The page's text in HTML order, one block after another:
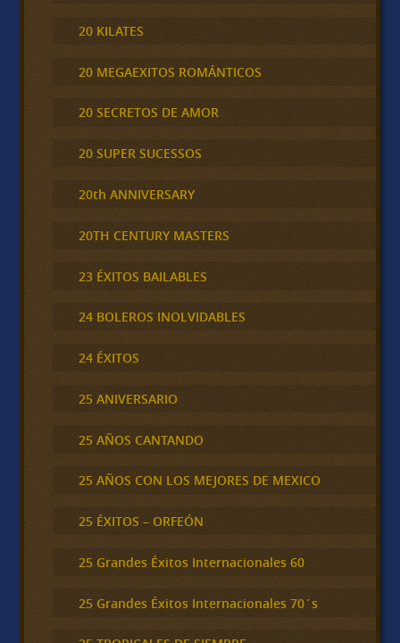
20 KILATES
20 MEGAEXITOS ROMÁNTICOS
20 SECRETOS DE AMOR
20 SUPER SUCESSOS
20th ANNIVERSARY
20TH CENTURY MASTERS
23 ÉXITOS BAILABLES
24 BOLEROS INOLVIDABLES
24 ÉXITOS
25 ANIVERSARIO
25 AÑOS CANTANDO
25 AÑOS CON LOS MEJORES DE MEXICO
25 ÉXITOS – ORFEÓN
25 Grandes Éxitos Internacionales 60
25 Grandes Éxitos Internacionales 70´s